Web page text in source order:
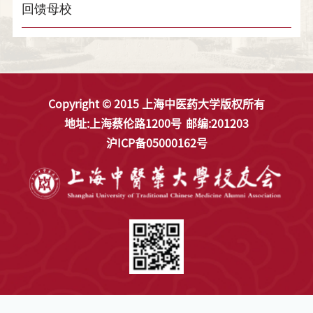
回馈母校
Copyright © 2015 上海中医药大学版权所有
地址:上海蔡伦路1200号 邮编:201203
沪ICP备05000162号